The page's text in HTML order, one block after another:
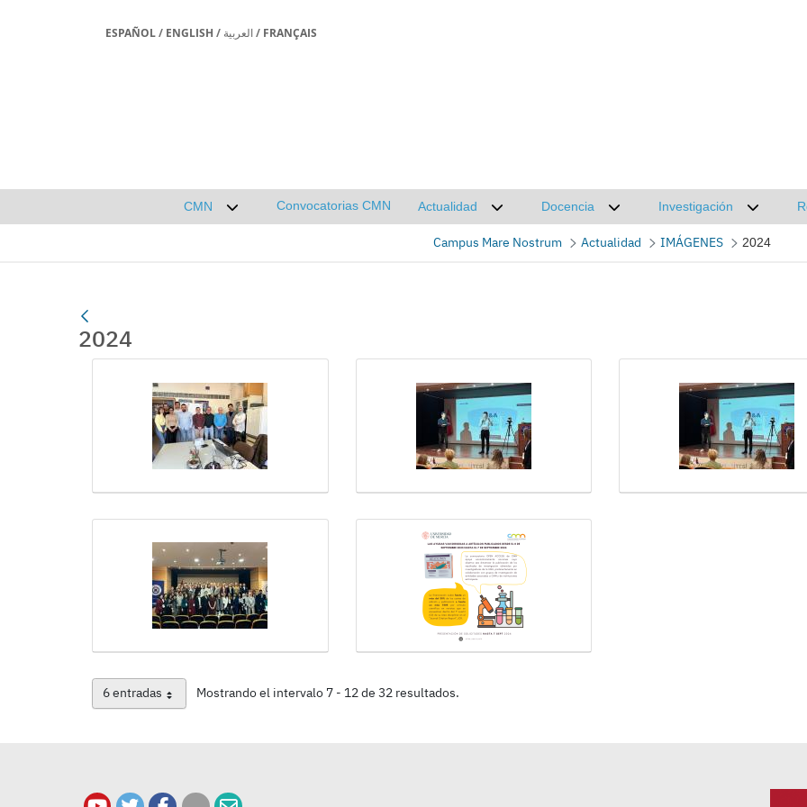
ESPAÑOL/ ENGLISH / العربية/ FRANÇAIS
CMN
Desplegar submenú de CMN
Convocatorias CMN
Actualidad
Desplegar submenú de Actualidad
Docencia
Desplegar submenú de Docencia
Investigación
Campus Mare Nostrum Actualidad IMÁGENES 2024
2024
6 entradasPor páginaMostrando el intervalo 7 - 12 de 32 resultados.